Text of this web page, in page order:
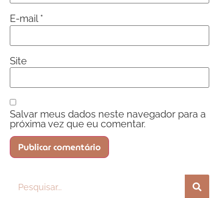
E-mail*
Site
Salvar meus dados neste navegador para a
próxima vez que eu comentar.